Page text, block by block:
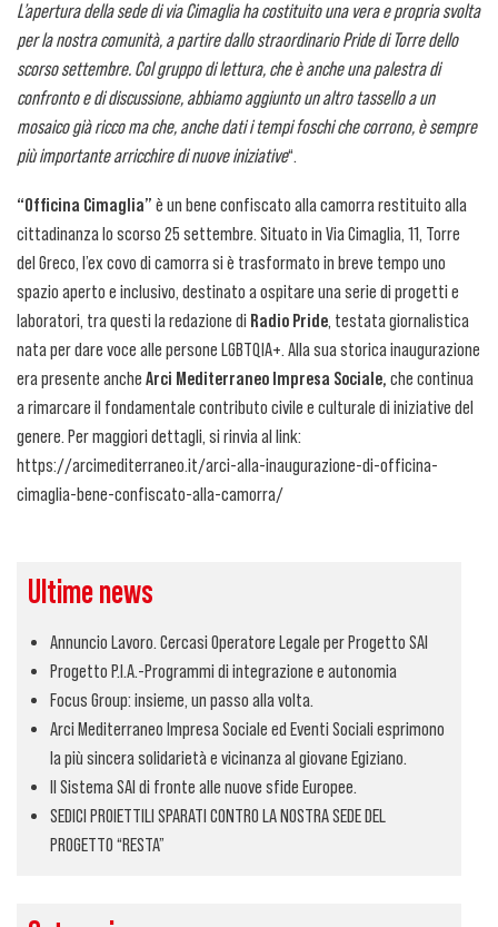
L’apertura della sede di via Cimaglia ha costituito una vera e propria svolta
per la nostra comunità, a partire dallo straordinario Pride di Torre dello
scorso settembre. Col gruppo di lettura, che è anche una palestra di
confronto e di discussione, abbiamo aggiunto un altro tassello a un
mosaico già ricco ma che, anche dati i tempi foschi che corrono, è sempre
più importante arricchire di nuove iniziative“.
“Officina Cimaglia” è un bene confiscato alla camorra restituito alla
cittadinanza lo scorso 25 settembre. Situato in Via Cimaglia, 11, Torre
del Greco, l’ex covo di camorra si è trasformato in breve tempo uno
spazio aperto e inclusivo, destinato a ospitare una serie di progetti e
laboratori, tra questi la redazione di Radio Pride, testata giornalistica
nata per dare voce alle persone LGBTQIA+. Alla sua storica inaugurazione
era presente anche Arci Mediterraneo Impresa Sociale, che continua
a rimarcare il fondamentale contributo civile e culturale di iniziative del
genere. Per maggiori dettagli, si rinvia al link:
https://arcimediterraneo.it/arci-alla-inaugurazione-di-officina-
cimaglia-bene-confiscato-alla-camorra/
Ultime news
Annuncio Lavoro. Cercasi Operatore Legale per Progetto SAI
Progetto P.I.A.-Programmi di integrazione e autonomia
Focus Group: insieme, un passo alla volta.
Arci Mediterraneo Impresa Sociale ed Eventi Sociali esprimono
la più sincera solidarietà e vicinanza al giovane Egiziano.
Il Sistema SAI di fronte alle nuove sfide Europee.
SEDICI PROIETTILI SPARATI CONTRO LA NOSTRA SEDE DEL
PROGETTO “RESTA”